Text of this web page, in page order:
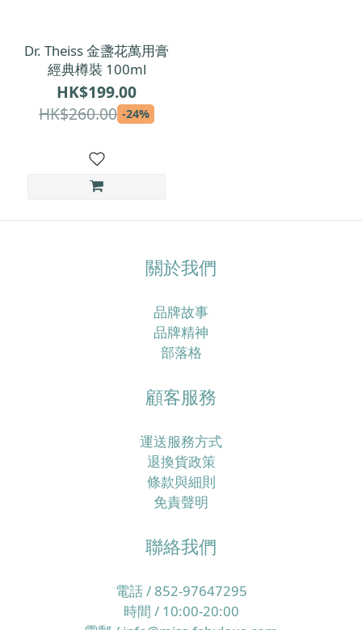
Dr. Theiss 金盞花萬用膏
經典樽裝 100ml
HK$199.00
HK$260.00 -24%
關於我們
品牌故事
品牌精神
部落格
顧客服務
運送服務方式
退換貨政策
條款與細則
免責聲明
聯絡我們
電話 / 852-97647295
時間 / 10:00-20:00